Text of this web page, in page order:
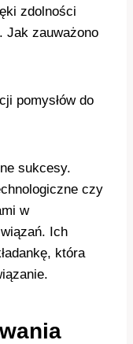
zdolności
Jak zauważono
pomysłów do
sukcesy.
czy
w
Ich
która